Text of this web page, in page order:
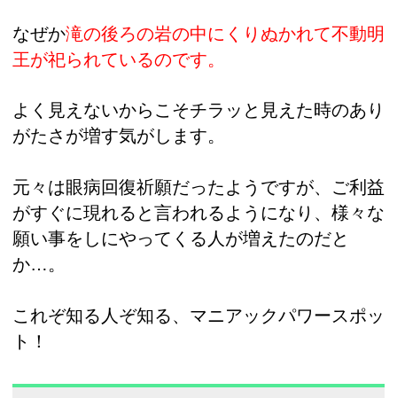
なぜか滝の後ろの岩の中にくりぬかれて不動明
王が祀られているのです。
よく見えないからこそチラッと見えた時のあり
がたさが増す気がします。
元々は眼病回復祈願だったようですが、ご利益
がすぐに現れると言われるようになり、様々な
願い事をしにやってくる人が増えたのだと
か…。
これぞ知る人ぞ知る、マニアックパワースポッ
ト！